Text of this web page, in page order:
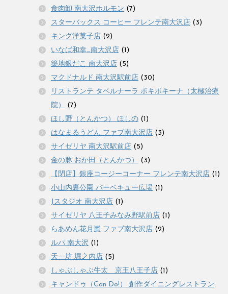
食肉卸 南大沢ホルモン (7)
スターバックス コーヒー フレンテ南大沢店 (3)
キング洋菓子店 (2)
いなば和幸_南大沢店 (1)
築地銀だこ 南大沢店 (5)
マクドナルド 南大沢駅前店 (30)
リストランテ タベルナーラ ボキボキーナ（太極治療
院）
(7)
ほし野（とんかつ） ほしの (1)
はなまるうどん ファブ南大沢店 (3)
サイゼリヤ 南大沢駅前店 (5)
金の豚 おか田（とんかつ）
(3)
【閉店】銀座コージーコーナー フレンテ南大沢店 (1)
小山内裏公園 バーベキュー広場 (1)
Jスタジオ 南大沢店 (1)
サイゼリヤ 八王子みなみ野駅前店 (1)
らあめん花月嵐 ファブ南大沢店 (2)
ルパ 南大沢 (1)
天一坊 堀之内店 (5)
しゃぶしゃぶ牛太 京王八王子店 (1)
キャンドゥ（Can Do!） 創作ダイニングレストラン